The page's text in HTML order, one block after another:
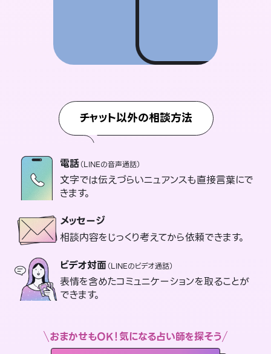
チャット以外の相談方法
電話（LINEの音声通話）
文字では伝えづらいニュアンスも直接言葉にで
きます。
メッセージ
相談内容をじっくり考えてから依頼できます。
ビデオ対面（LINEのビデオ通話）
表情を含めたコミュニケーションを取ることが
できます。
おまかせもOK！気になる占い師を探そう